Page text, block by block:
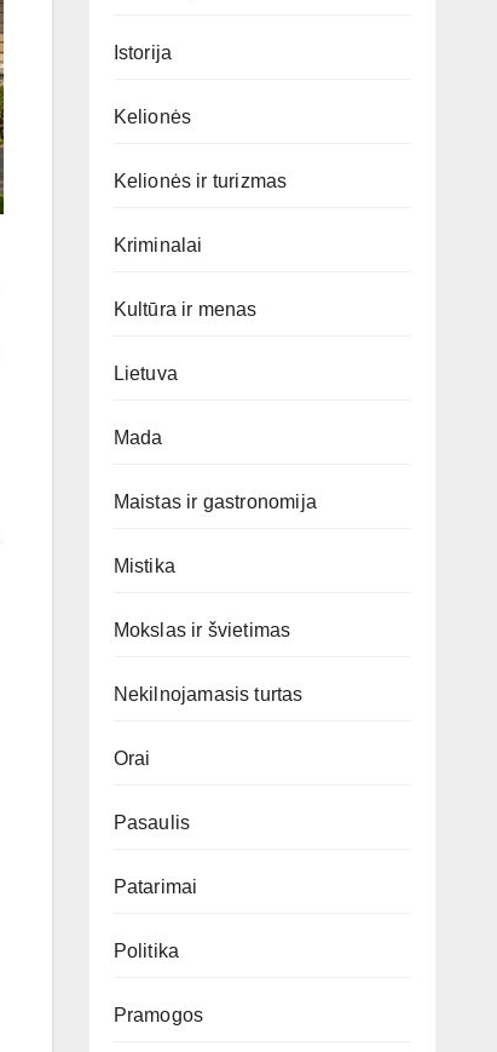
Istorija
Kelionės
Kelionės ir turizmas
Kriminalai
Kultūra ir menas
Lietuva
Mada
Maistas ir gastronomija
Mistika
Mokslas ir švietimas
Nekilnojamasis turtas
Orai
Pasaulis
Patarimai
Politika
Pramogos